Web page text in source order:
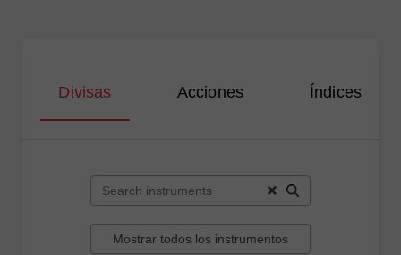
Divisas Acciones Índices
Mostrar todos los instrumentos